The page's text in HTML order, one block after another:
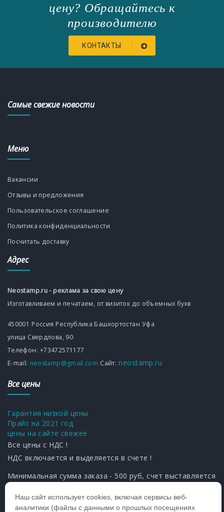
цену? Обращайтесь к
производителю
КОНТАКТЫ
Самые свежие новости
Меню
Вакансии
Отзывы и предложения
Пользовательское соглашение
Политика конфиденциальности
Посчитать доставку
Адрес
Neostamp.ru - реклама за свою цену
Изготавливаем и печатаем, от визиток до объемных букв
450001 Россия Республика Башкортостан Уфа
улица Свердлова, 90
Телефон: +73472571177
Е-mаil: neostamp@gmail.com Сайт: neostamp.ru
Все цены
Гарантия низкой цены
Прайс на 2021 год
цены на сайте свежее
Все цены с НДС !
НДС включается и выделяется в счете !
Минимальная сумма заказа - 500 руб, счет выставляется
Наш сайт использует cookies, включая сервисы веб-
аналитики (файлы с данными о прошлых посещениях